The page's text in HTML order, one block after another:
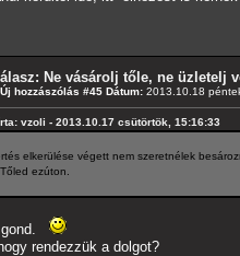
Ne vásárolj tőle, ne üzletelj
Új hozzászólás #45 Dátum: 2013.10.18
vzoli - 2013.10.17 csütörtök, 15:16:33
elkerülése végett nem szeretnélek
ezúton.
gond.
rendezzük a dolgot?